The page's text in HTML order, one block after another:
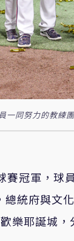
一同努力的教練
賽冠軍，球
統府與文
樂耶誕城，